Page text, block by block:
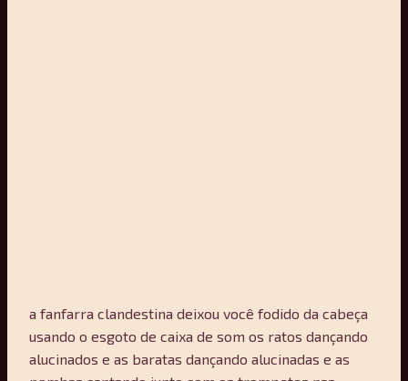
a fanfarra clandestina deixou você fodido da cabeça
usando o esgoto de caixa de som os ratos dançando
alucinados e as baratas dançando alucinadas e as